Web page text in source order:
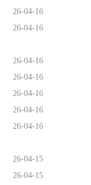
26-04-16
26-04-16
26-04-16
26-04-16
26-04-16
26-04-16
26-04-16
26-04-15
26-04-15